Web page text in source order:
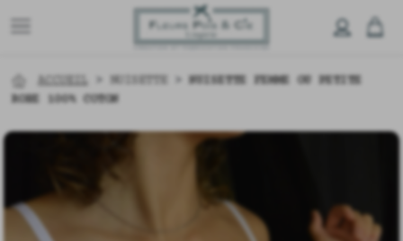
ACCUEIL > NUISETTE > NUISETTE FEMME OU PETITE
ROBE 100% COTON